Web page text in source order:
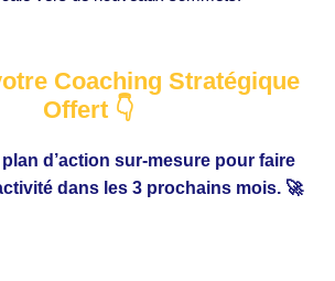
Coaching Stratégique
Offert 👇
d’action sur-mesure pour faire
dans les 3 prochains mois. 🚀